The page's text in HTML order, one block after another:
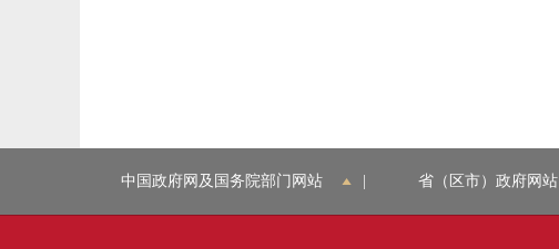
中国政府网及国务院部门网站 省（区市）政府网站